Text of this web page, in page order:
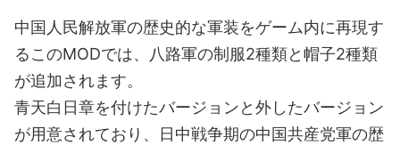
中国人民解放軍の歴史的な軍装をゲーム内に再現す
るこのMODでは、八路軍の制服2種類と帽子2種類
が追加されます。
青天白日章を付けたバージョンと外したバージョン
が用意されており、日中戦争期の中国共産党軍の歴